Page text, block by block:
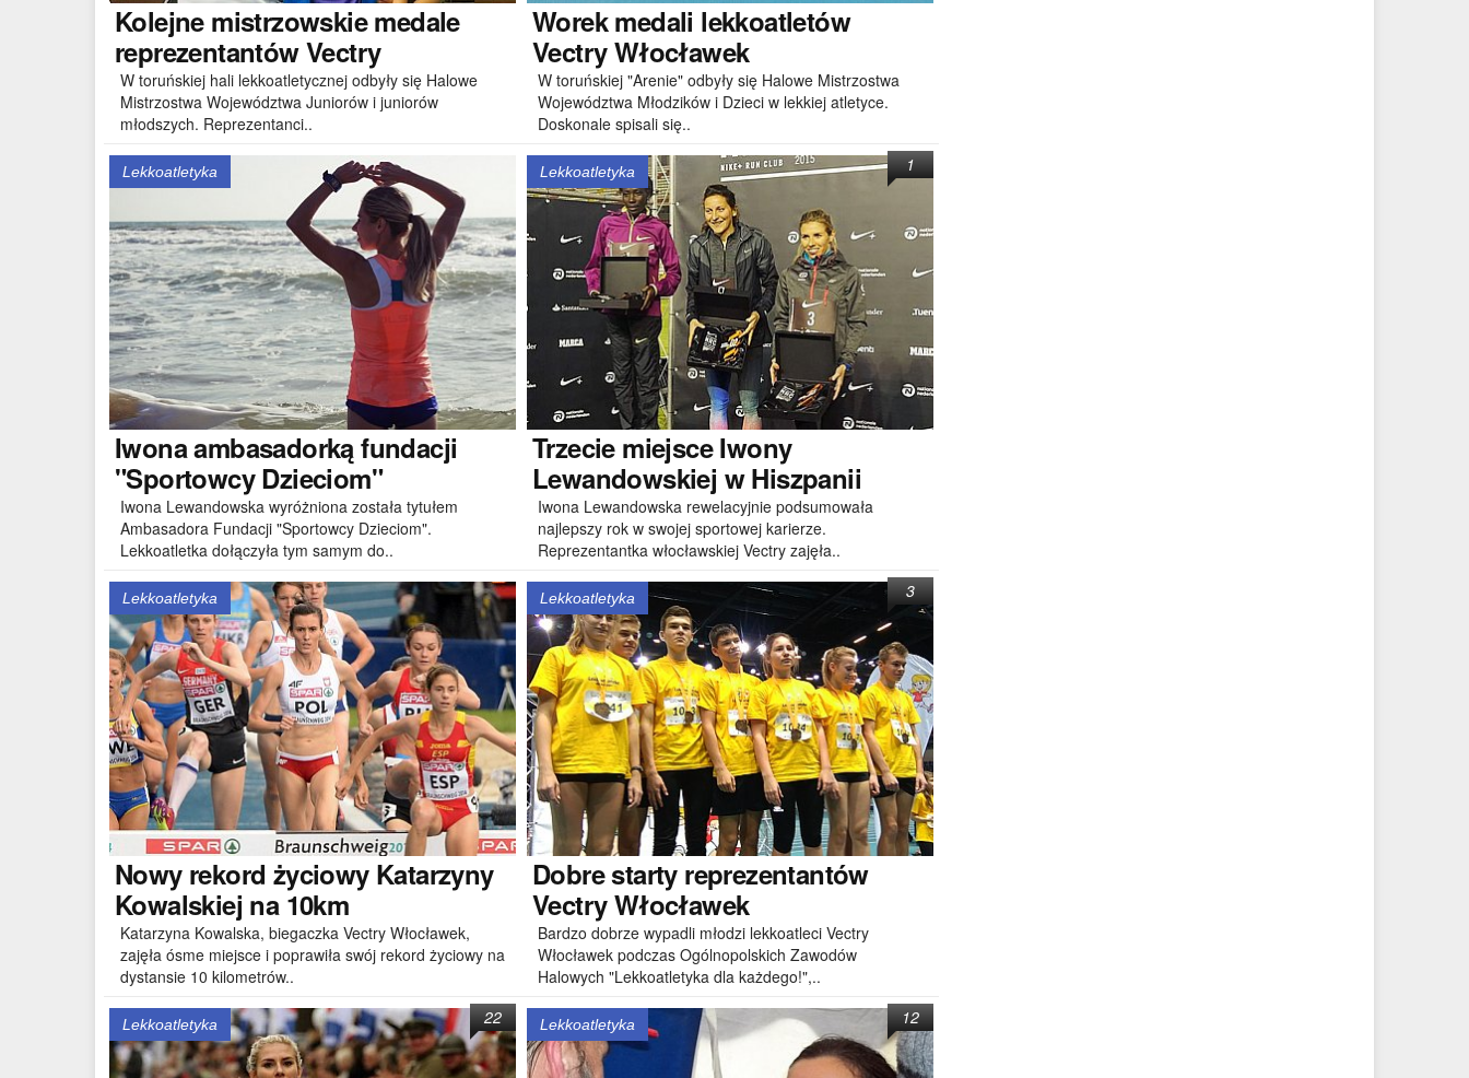
Kolejnemistrzowskie medale
reprezentantów Vectry
W toruńskiej hali lekkoatletycznej odbyły się Halowe
Mistrzostwa Województwa Juniorów i juniorów
młodszych. Reprezentanci..
Worekmedali lekkoatletów
Vectry Włocławek
W toruńskiej "Arenie" odbyły się Halowe Mistrzostwa
Województwa Młodzików i Dzieci w lekkiej atletyce.
Doskonale spisali się..
Lekkoatletyka
Iwonaambasadorką fundacji
"Sportowcy Dzieciom"
Iwona Lewandowska wyróżniona została tytułem
Ambasadora Fundacji "Sportowcy Dzieciom".
Lekkoatletka dołączyła tym samym do..
Lekkoatletyka
Trzeciemiejsce Iwony
Lewandowskiej w Hiszpanii
Iwona Lewandowska rewelacyjnie podsumowała
najlepszy rok w swojej sportowej karierze.
Reprezentantka włocławskiej Vectry zajęła..
1
Lekkoatletyka
Nowyrekord życiowy Katarzyny
Kowalskiej na 10km
Katarzyna Kowalska, biegaczka Vectry Włocławek,
zajęła ósme miejsce i poprawiła swój rekord życiowy na
dystansie 10 kilometrów..
Lekkoatletyka
Dobrestarty reprezentantów
Vectry Włocławek
Bardzo dobrze wypadli młodzi lekkoatleci Vectry
Włocławek podczas Ogólnopolskich Zawodów
Halowych "Lekkoatletyka dla każdego!",..
3
Lekkoatletyka 22 Lekkoatletyka 12